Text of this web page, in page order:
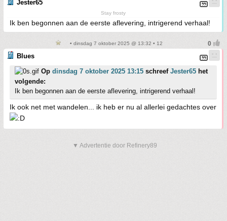
Jester65
Stay frosty
Ik ben begonnen aan de eerste aflevering, intrigerend verhaal!
• dinsdag 7 oktober 2025 @ 13:32 • 12
Blues
Op dinsdag 7 oktober 2025 13:15 schreef Jester65 het
volgende:
Ik ben begonnen aan de eerste aflevering, intrigerend verhaal!
Ik ook net met wandelen... ik heb er nu al allerlei gedachtes over
▼ Advertentie door Refinery89